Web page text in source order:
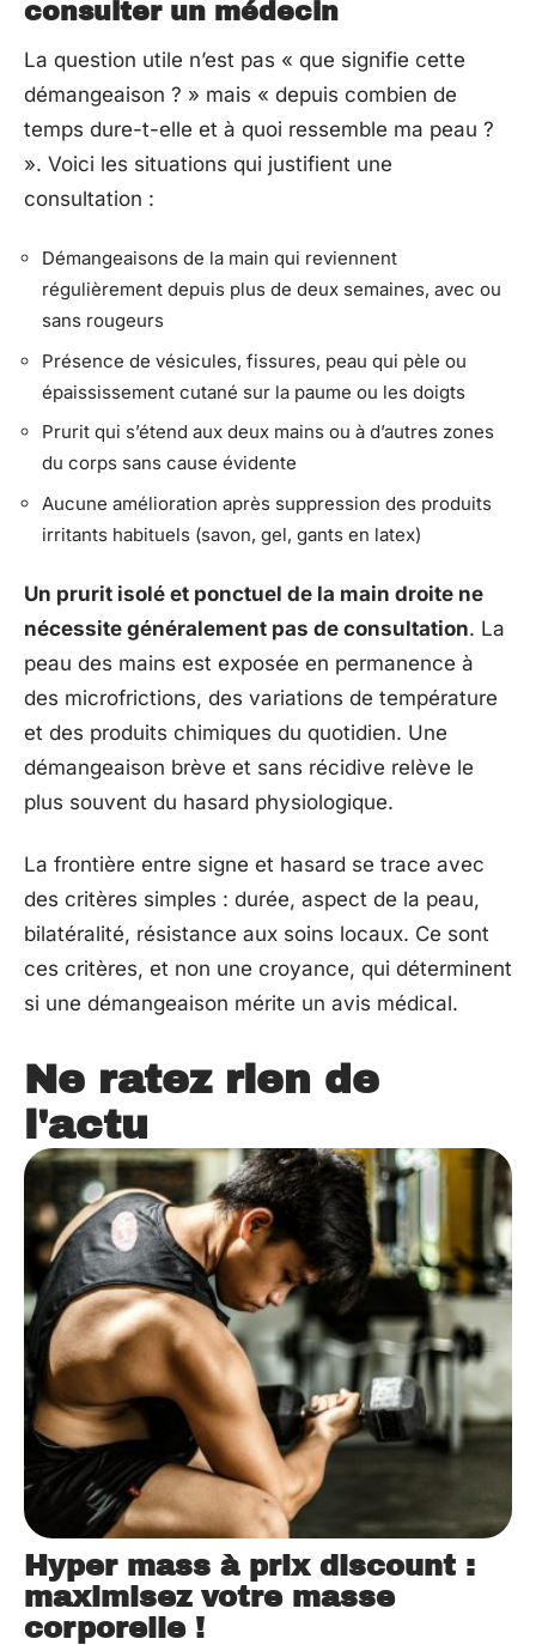
consulter un médecin
La question utile n’est pas « que signifie cette
démangeaison ? » mais « depuis combien de
temps dure-t-elle et à quoi ressemble ma peau ?
». Voici les situations qui justifient une
consultation :
Démangeaisons de la main qui reviennent
régulièrement depuis plus de deux semaines, avec ou
sans rougeurs
Présence de vésicules, fissures, peau qui pèle ou
épaississement cutané sur la paume ou les doigts
Prurit qui s’étend aux deux mains ou à d’autres zones
du corps sans cause évidente
Aucune amélioration après suppression des produits
irritants habituels (savon, gel, gants en latex)
Un prurit isolé et ponctuel de la main droite ne
nécessite généralement pas de consultation. La
peau des mains est exposée en permanence à
des microfrictions, des variations de température
et des produits chimiques du quotidien. Une
démangeaison brève et sans récidive relève le
plus souvent du hasard physiologique.
La frontière entre signe et hasard se trace avec
des critères simples : durée, aspect de la peau,
bilatéralité, résistance aux soins locaux. Ce sont
ces critères, et non une croyance, qui déterminent
si une démangeaison mérite un avis médical.
Ne ratez rien de
l'actu
Hyper mass à prix discount :
maximisez votre masse
corporelle !